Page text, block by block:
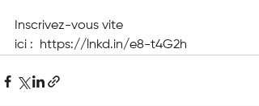
Inscrivez-vous vite
ici :
https://lnkd.in/e8-t4G2h